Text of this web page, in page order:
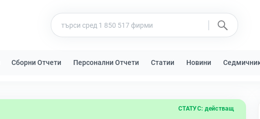
Сборни Отчети Персонални Отчети Статии Новини
СТАТУС: действащ